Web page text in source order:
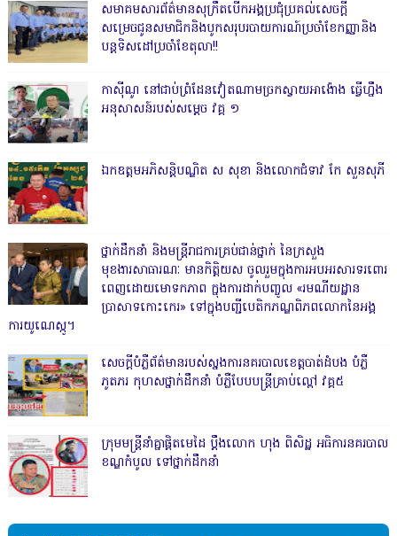
សមាគមសារព័ត៌មានសុក្រឹតបើកអង្គប្រជុំប្រគល់សេចក្តី
សម្រេចជូនសមាជិកនិងបូកសរុបរបាយការណ៍ប្រចាំខែកញ្ញានិង
បន្តទិសដៅប្រចាំខែតុលា!!
កាសុីណូ នៅជាប់ព្រំដែនវៀតណាមច្រកស្វាយអាង៉ោង ធ្វើហ្នឹង
អនុសាសន៍របស់សម្ដេច វគ្គ ១
ឯកឧត្តមអភិសន្តិបណ្ឌិត ស សុខា និងលោកជំទាវ កែ សួនសុភី
ថ្នាក់ដឹកនាំ និងមន្ត្រីរាជការគ្រប់ជាន់ថ្នាក់ នៃក្រសួង
មុខងារសាធារណៈ មានកិត្តិយស ចូលរួមក្នុងការអបអរសារទរពោរ
ពេញដោយមោទកភាព ក្នុងការដាក់បញ្ចូល «រមណីយដ្ឋាន
ប្រាសាទកោះកេរ» ទៅក្នុងបញ្ជីបេតិកភណ្ឌពិភពលោកនៃអង្គ
ការយូណេស្កូ។
សេចក្តីបំភ្លឺព័ត៌មានរបស់ស្នងការនគរបាលខេត្តបាត់ដំបង បំភ្លឺ
ភូតភរ កុហសថ្នាក់ដឹកនាំ បំភ្លឺបែបបន្ត្រីគ្រាប់ល្ពៅ វគ្គ៥
ក្រុមមន្ត្រីនាំគ្នាផ្ដិតមេដៃ ប្ដឹងលោក ហុង ពិសិដ្ឋ អធិការនគរបាល
ខណ្ឌកំបូល ទៅថ្នាក់ដឹកនាំ